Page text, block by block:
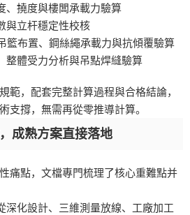
、撓度與樓闆承載力驗算
與立杆穩定性校核
籃布置、鋼絲繩承載力與抗傾覆驗算
整體受力分析與吊點焊縫驗算
範，配套完整計算過程與合格結論，
支撐，無需再從零推導計算。
成熟方案直接落地
痛點，文檔專門梳理了核心重難點并
深化設計、三維測量放線、工廠加工